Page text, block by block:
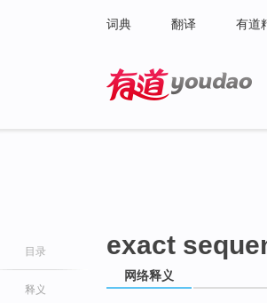
词典 翻译 有道
目录
释义
exact
网络释义